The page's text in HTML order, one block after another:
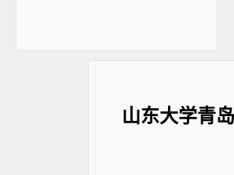
山东大学青